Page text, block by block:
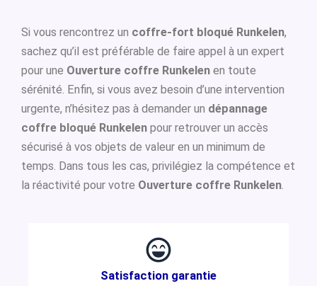
Si vous rencontrez un coffre-fort bloqué Runkelen,
sachez qu’il est préférable de faire appel à un expert
pour une Ouverture coffre Runkelen en toute
sérénité. Enfin, si vous avez besoin d’une intervention
urgente, n’hésitez pas à demander un dépannage
coffre bloqué Runkelen pour retrouver un accès
sécurisé à vos objets de valeur en un minimum de
temps. Dans tous les cas, privilégiez la compétence et
la réactivité pour votre Ouverture coffre Runkelen.
Satisfaction garantie